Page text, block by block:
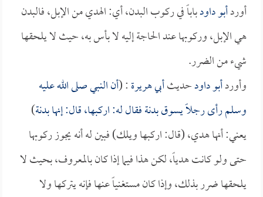
أوردأبو داودباباً في ركوب البدن، أي: الهدي من الإبل، فالبدن
هي الإبل، وركوبها عند الحاجة إليه لا بأس به، حيث لا يلحقها
شيء من الضرر.
وأوردأبو داودحديثأبي هريرة: (أن النبي صلى الله عليه
وسلم رأى رجلاً يسوق بدنة فقال له: اركبها، قال: إنها بدنة)
يعني: أنها هدي، (قال: اركبها ويلك) فبين له أنه يجوز ركوبها
حتى ولو كانت هدياً، لكن هذا فيما إذا كان بالمعروف، بحيث لا
يلحقها ضرر بذلك، وإذا كان مستغنياً عنها فإنه يتركها ولا